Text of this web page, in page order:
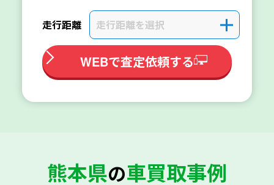
走行距離 走行距離を選択 ＋
WEBで査定依頼する
熊本県の車買取事例